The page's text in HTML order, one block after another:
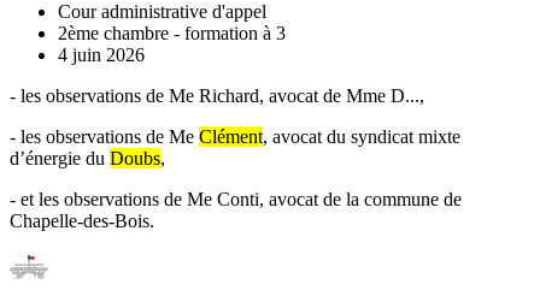
Cour administrative d'appel
2ème chambre - formation à 3
4 juin 2026
- les observations de Me Richard, avocat de Mme D...,
- les observations de Me Clément, avocat du syndicat mixte
d’énergie du Doubs,
- et les observations de Me Conti, avocat de la commune de
Chapelle-des-Bois.